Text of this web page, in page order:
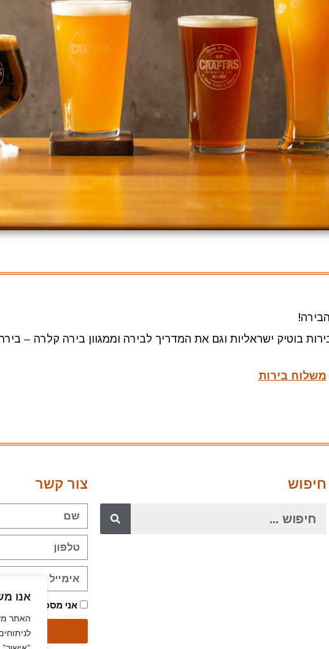
אנו
האתר
בוטיק ישראליות וגם את המדריך לבירה וממגוון בירה קלרה –
משלוח בירות
חיפוש צור קשר
אני מסכימ/ה ל